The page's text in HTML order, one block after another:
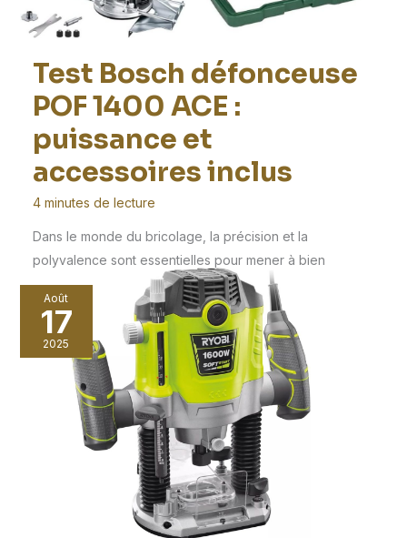
Test Bosch défonceuse
POF 1400 ACE :
puissance et
accessoires inclus
4 minutes de lecture
Dans le monde du bricolage, la précision et la
polyvalence sont essentielles pour mener à bien
Août
17
2025